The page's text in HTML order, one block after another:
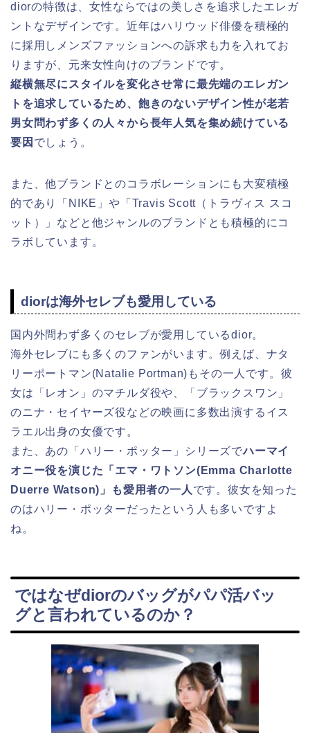
diorの特徴は、女性ならではの美しさを追求したエレガ
ントなデザインです。近年はハリウッド俳優を積極的
に採用しメンズファッションへの訴求も力を入れてお
りますが、元来女性向けのブランドです。
縦横無尽にスタイルを変化させ常に最先端のエレガン
トを追求しているため、飽きのないデザイン性が老若
男女問わず多くの人々から長年人気を集め続けている
要因 でしょう。
また、他ブランドとのコラボレーションにも大変積極
的であり「NIKE」や「Travis Scott（トラヴィス スコ
ット）」などと他ジャンルのブランドとも積極的にコ
ラボしています。
diorは海外セレブも愛用している
国内外問わず多くのセレブが愛用しているdior。
海外セレブにも多くのファンがいます。例えば、ナタ
リーポートマン(Natalie Portman)もその一人です。彼
女は「レオン」のマチルダ役や、「ブラックスワン」
のニナ・セイヤーズ役などの映画に多数出演するイス
ラエル出身の女優です。
また、あの「ハリー・ポッター」シリーズでハーマイ
オニー役を演じた「エマ・ワトソン(Emma Charlotte
Duerre Watson)」も愛用者の一人です。彼女を知った
のはハリー・ポッターだったという人も多いですよ
ね。
ではなぜdiorのバッグがパパ活バッ
グと言われているのか？